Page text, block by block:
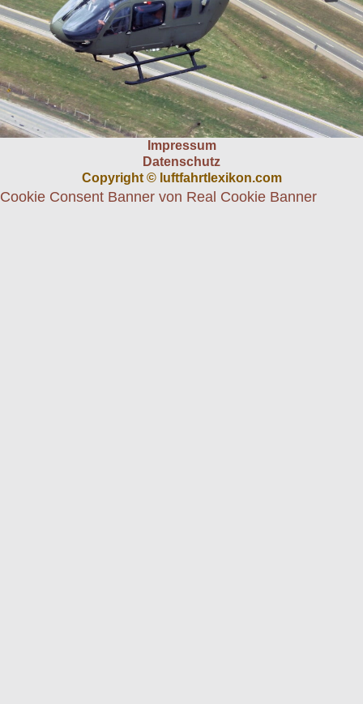
Impressum
Datenschutz
Copyright © luftfahrtlexikon.com
Cookie Consent Banner von Real Cookie Banner